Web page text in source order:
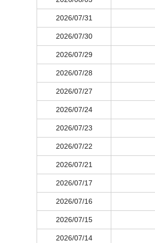
2026/07/31
2026/07/30
2026/07/29
2026/07/28
2026/07/27
2026/07/24
2026/07/23
2026/07/22
2026/07/21
2026/07/17
2026/07/16
2026/07/15
2026/07/14